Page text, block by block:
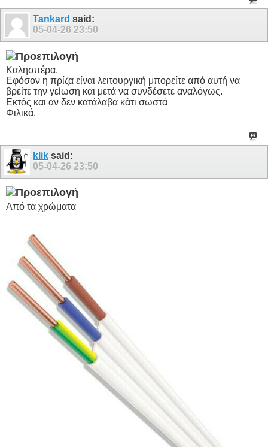
Tankard said:
05-04-26 23:50
Καλησπέρα.
Εφόσον η πρίζα είναι λειτουργική μπορείτε από αυτή να
βρείτε την γείωση και μετά να συνδέσετε αναλόγως.
Εκτός και αν δεν κατάλαβα κάτι σωστά
Φιλικά,
klik said:
05-04-26 23:50
Από τα χρώματα